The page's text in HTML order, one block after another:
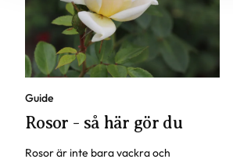
Guide
Rosor - så här gör du
Rosor är inte bara vackra och